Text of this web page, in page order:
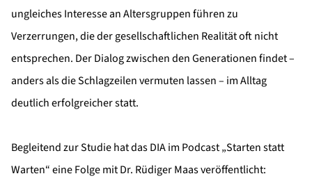
ungleiches Interesse an Altersgruppen führen zu
Verzerrungen, die der gesellschaftlichen Realität oft nicht
entsprechen. Der Dialog zwischen den Generationen findet –
anders als die Schlagzeilen vermuten lassen – im Alltag
deutlich erfolgreicher statt.
Begleitend zur Studie hat das DIA im Podcast „Starten statt
Warten“ eine Folge mit Dr. Rüdiger Maas veröffentlicht: